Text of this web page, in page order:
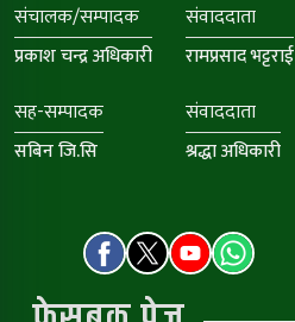
संचालक/सम्पादक
प्रकाश चन्द्र अधिकारी
संवाददाता
रामप्रसाद भट्टराई
सह-सम्पादक
सबिन जि.सि
संवाददाता
श्रद्धा अधिकारी